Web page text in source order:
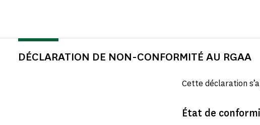
DÉCLARATION DE NON-CONFORMITÉ AU RGAA
Cette déclaration
État de